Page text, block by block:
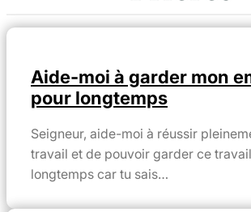
Aide-moi à garder mon
pour longtemps
Seigneur, aide-moi à réussir
travail et de pouvoir garder ce
longtemps car tu sais…